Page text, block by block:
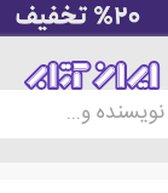
و...